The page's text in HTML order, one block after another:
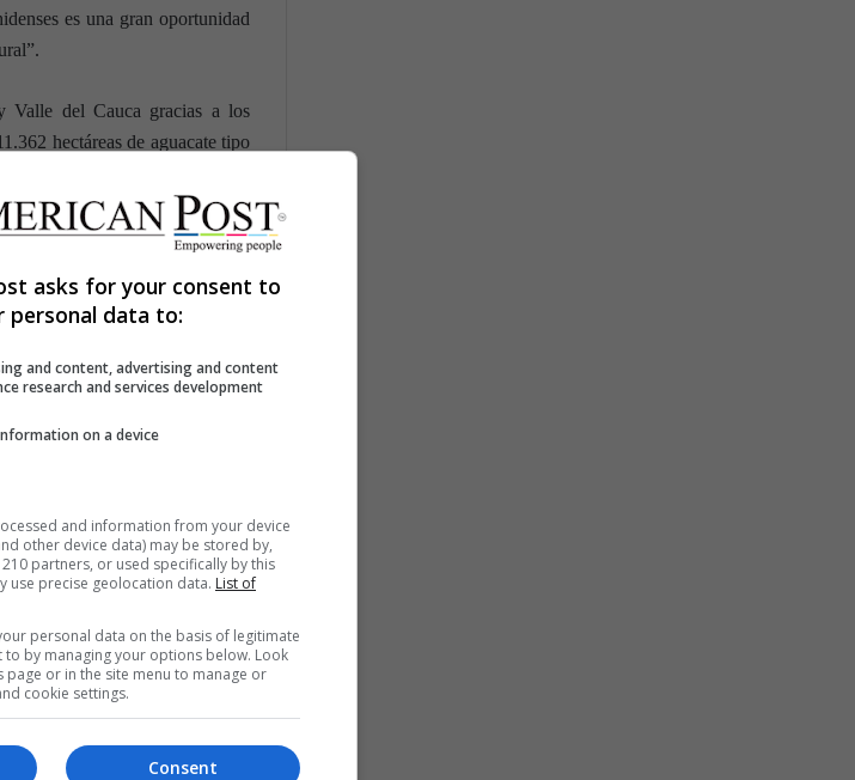
es una gran oportunidad
Valle del Cauca gracias a los
hectáreas de aguacate tipo
de 30 a 40 años a diferencia
en todos Estados Unidos
asks for your consent to
personal data to:
and content, advertising and content
research and services development
on a device
and information from your device
other device data) may be stored by,
partners, or used specifically by this
use precise geolocation data. List of
personal data on the basis of legitimate
to by managing your options below. Look
or in the site menu to manage or
cookie settings.
Consent